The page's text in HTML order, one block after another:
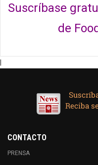
Suscríbase
de
CONTACTO
PRENSA